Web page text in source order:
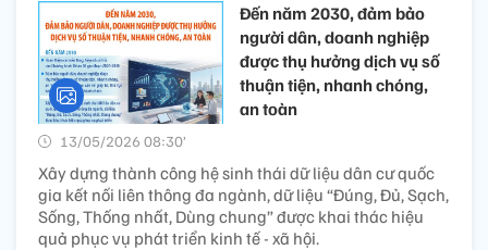
Đến năm 2030, đảm bảo
người dân, doanh nghiệp
được thụ hưởng dịch vụ số
thuận tiện, nhanh chóng,
an toàn
13/05/2026 08:30’
Xây dựng thành công hệ sinh thái dữ liệu dân cư quốc
gia kết nối liên thông đa ngành, dữ liệu “Đúng, Đủ, Sạch,
Sống, Thống nhất, Dùng chung” được khai thác hiệu
quả phục vụ phát triển kinh tế - xã hội.